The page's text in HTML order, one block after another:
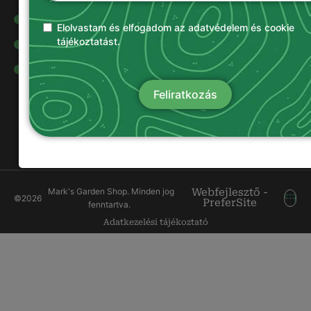
kenőanyagok
Damilok
Munkavédelmi
ruházat
©2026
Mark's Garden Shop. Minden jog
fenntartva.
Webfejlesztő -
PreferSite
Adatkezelési tájékoztató
Elolvastam és elfogadom az adatvédelem és cookie
tájékoztatást.
Feliratkozás